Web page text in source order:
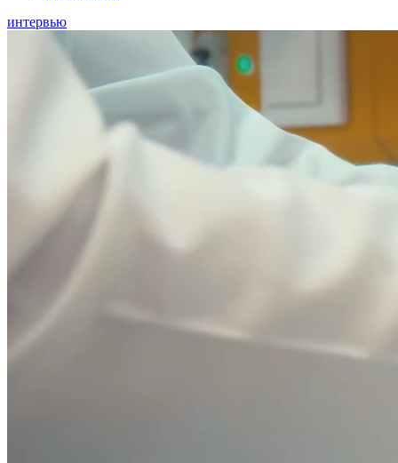
интервью